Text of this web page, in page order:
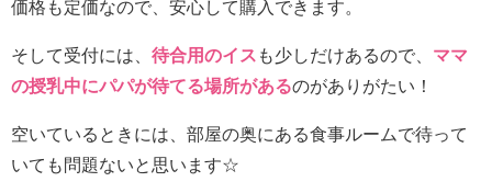
価格も定価なので、安心して購入できます。
そして受付には、 待合用のイス も少しだけあるので、 ママ
の授乳中にパパが待てる場所があるのがありがたい！
空いているときには、部屋の奥にある食事ルームで待って
いても問題ないと思います☆